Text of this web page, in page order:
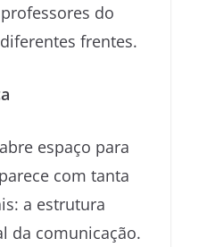
do
frentes.
espaço para
com tanta
a estrutura
da comunicação.